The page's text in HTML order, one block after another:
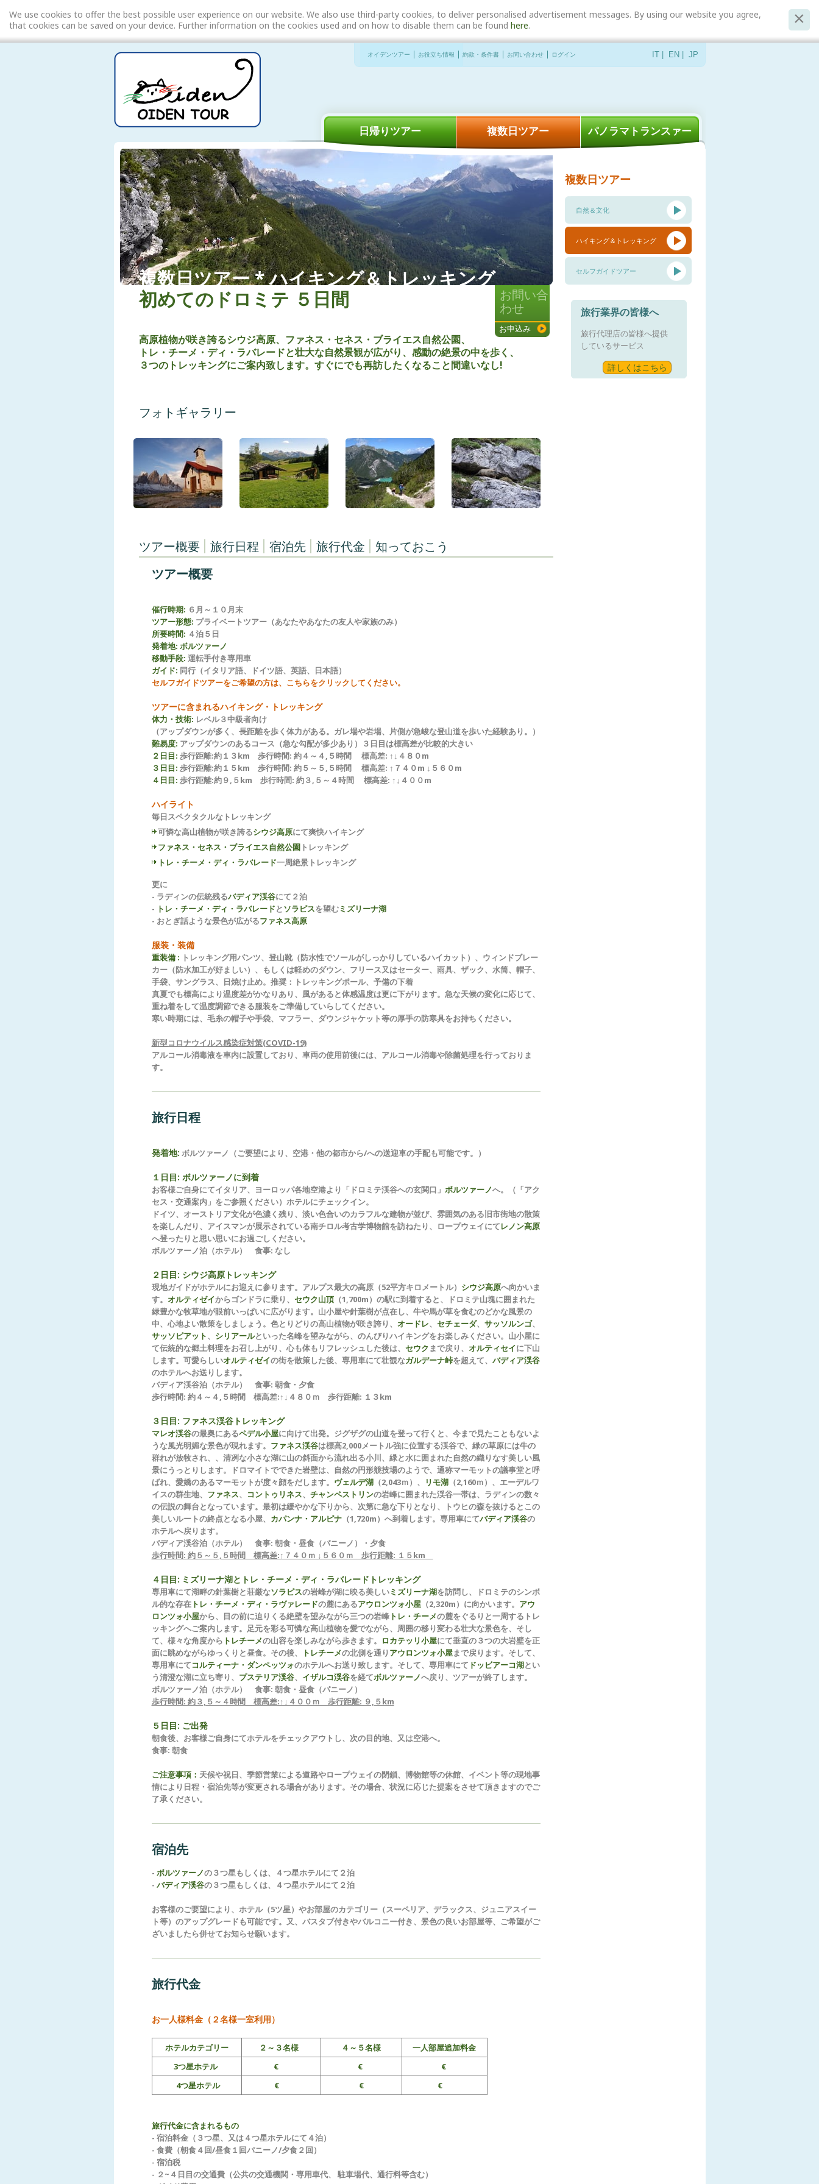
We use cookies to offer the best possible user experience on our website. We also use third-party cookies, to deliver personalised advertisement messages. By using our website you agree,
that cookies can be saved on your device. Further information on the cookies used and on how to disable them can be found here.
お問い合
わせ
お申込み
複数日ツアー * ハイキング＆トレッキング
初めてのドロミテ ５日間
高原植物が咲き誇るシウジ高原、ファネス・セネス・ブライエス自然公園、
トレ・チーメ・ディ・ラバレードと壮大な自然景観が広がり、感動の絶景の中を歩く、
３つのトレッキングにご案内致します。すぐにでも再訪したくなること間違いなし!
フォトギャラリー
ツアー概要 旅行日程 宿泊先 旅行代金
知っておこう
ツアー概要
催行時期: ６月～１０月末
ツアー形態: プライベートツアー（あなたやあなたの友人や家族のみ）
所要時間: ４泊５日
発着地: ボルツァーノ
移動手段: 運転手付き専用車
ガイド: 同行（イタリア語、ドイツ語、英語、日本語）
セルフガイドツアーをご希望の方は、こちらをクリックしてください。
ツアーに含まれるハイキング・トレッキング
体力・技術: レベル３中級者向け
（アップダウンが多く、長距離を歩く体力がある。ガレ場や岩場、片側が急峻な登山道を歩いた経験あり。）
難易度: アップダウンのあるコース（急な勾配が多少あり）３日目は標高差が比較的大きい
２日目: 歩行距離:約１３km 歩行時間: 約４～４,５時間 標高差: ↑↓４８０m
３日目: 歩行距離:約１５km 歩行時間: 約５～５,５時間 標高差: ↑７４０m ↓５６０m
４日目: 歩行距離:約９,５km 歩行時間: 約３,５～４時間 標高差: ↑↓４００m
ハイライト
毎日スペクタクルなトレッキング
可憐な高山植物が咲き誇るシウジ高原にて爽快ハイキング
ファネス・セネス・ブライエス自然公園トレッキング
トレ・チーメ・ディ・ラバレード一周絶景トレッキング
更に
- ラディンの伝統残るバディア渓谷にて２泊
- トレ・チーメ・ディ・ラバレードとソラピスを望むミズリーナ湖
- おとぎ話ような景色が広がるファネス高原
服装・装備
重装備 : トレッキング用パンツ、登山靴（防水性でソールがしっかりしているハイカット）、ウィンドブレー
カー（防水加工が好ましい）、もしくは軽めのダウン、フリース又はセーター、雨具、ザック、水筒、帽子、
手袋、サングラス、日焼け止め。推奨：トレッキングポール、予備の下着
真夏でも標高により温度差がかなりあり、風があると体感温度は更に下がります。急な天候の変化に応じて、
重ね着をして温度調節できる服装をご準備していらしてください。
寒い時期には、毛糸の帽子や手袋、マフラー、ダウンジャケット等の厚手の防寒具をお持ちください。
新型コロナウイルス感染症対策(COVID-19)
アルコール消毒液を車内に設置しており、車両の使用前後には、アルコール消毒や除菌処理を行っておりま
す。
旅行日程
発着地: ボルツァーノ（ご要望により、空港・他の都市から/への送迎車の手配も可能です。）
１日目: ボルツァーノに到着
お客様ご自身にてイタリア、ヨーロッパ各地空港より「ドロミテ渓谷への玄関口」 ボルツァーノへ。（「アク
セス・交通案内」をご参照ください）ホテルにチェックイン。
ドイツ、オーストリア文化が色濃く残り、淡い色合いのカラフルな建物が並び、雰囲気のある旧市街地の散策
を楽しんだり、アイスマンが展示されている南チロル考古学博物館を訪ねたり、ロープウェイにてレノン高原
へ登ったりと思い思いにお過ごしください。
ボルツァーノ泊（ホテル） 食事: なし
２日目: シウジ高原トレッキング
現地ガイドがホテルにお迎えに参ります。アルプス最大の高原（52平方キロメートル） シウジ高原へ向かいま
す。 オルティゼイからゴンドラに乗り、 セウク山頂（1,700m）の駅に到着すると、ドロミテ山塊に囲まれた
緑豊かな牧草地が眼前いっぱいに広がります。山小屋や針葉樹が点在し、牛や馬が草を食むのどかな風景の
中、心地よい散策をしましょう。色とりどりの高山植物が咲き誇り、 オードレ、 セチェーダ、 サッソルンゴ、
サッソピアット、 シリアールといった名峰を望みながら、のんびりハイキングをお楽しみください。山小屋に
て伝統的な郷土料理をお召し上がり、心も体もリフレッシュした後は、 セウクまで戻り、 オルティセイに下山
します。可愛らしいオルティゼイの街を散策した後、専用車にて壮観なガルデーナ峠を超えて、 バディア渓谷
のホテルへお送りします。
バディア渓谷泊（ホテル） 食事: 朝食・夕食
歩行時間: 約４～４,５時間 標高差:↑↓４８０ｍ 歩行距離: １３km
３日目: ファネス渓谷トレッキング
マレオ渓谷の最奥にあるペデル小屋に向けて出発。ジグザグの山道を登って行くと、今まで見たこともないよ
うな風光明媚な景色が現れます。 ファネス渓谷は標高2,000メートル強に位置する渓谷で、緑の草原には牛の
群れが放牧され、、清冽な小さな湖に山の斜面から流れ出る小川、緑と水に囲まれた自然の織りなす美しい風
景にうっとりします。ドロマイトでできた岩壁は、自然の円形競技場のようで、通称マーモットの議事堂と呼
ばれ、愛嬌のあるマーモットが度々顔をだします。 ヴェルデ湖（2,043ｍ）、 リモ湖（2,160ｍ）、エーデルワ
イスの群生地、 ファネス、 コントゥリネス、 チャンペストリンの岩峰に囲まれた渓谷一帯は、ラディンの数々
の伝説の舞台となっています。最初は緩やかな下りから、次第に急な下りとなり、トウヒの森を抜けるとこの
美しいルートの終点となる小屋、 カパンナ・アルピナ（1,720m）へ到着します。専用車にてバディア渓谷の
ホテルへ戻ります。
バディア渓谷泊（ホテル） 食事: 朝食・昼食（パニーノ）・夕食
歩行時間: 約５～５,５時間 標高差:↑７４０ｍ ↓５６０ｍ 歩行距離: １５km
４日目: ミズリーナ湖とトレ・チーメ・ディ・ラバレードトレッキング
専用車にて湖畔の針葉樹と荘厳なソラピスの岩峰が湖に映る美しいミズリーナ湖を訪問し、ドロミテのシンボ
ル的な存在トレ・チーメ・ディ・ラヴァレードの麓にあるアウロンツォ小屋（2,320m）に向かいます。 アウ
ロンツォ小屋から、目の前に迫りくる絶壁を望みながら三つの岩峰トレ・チーメの麓をぐるりと一周するトレ
ッキングへご案内します。足元を彩る可憐な高山植物を愛でながら、周囲の移り変わる壮大な景色を、そし
て、様々な角度から トレチーメの山容を楽しみながら歩きます。 ロカテッリ小屋にて垂直の３つの大岩壁を正
面に眺めながらゆっくりと昼食。その後、
トレチーメの北側を通りアウロンツォ小屋まで戻ります。そして、
専用車にてコルティーナ・ダンペッツォのホテルへお送り致します。そして、専用車にて ドッビアーコ湖とい
う清澄な湖に立ち寄り、 プステリア渓谷、 イザルコ渓谷を経てボルツァーノへ戻り、ツアーが終了します。
ボルツァーノ泊（ホテル） 食事: 朝食・昼食（パニーノ）
歩行時間: 約３,５～４時間 標高差:↑↓４００ｍ 歩行距離: ９,５km
５日目: ご出発
朝食後、お客様ご自身にてホテルをチェックアウトし、次の目的地、又は空港へ。
食事: 朝食
ご注意事項： 天候や祝日、季節営業による道路やロープウェイの閉鎖、博物館等の休館、イベント等の現地事
情により日程・宿泊先等が変更される場合があります。その場合、状況に応じた提案をさせて頂きますのでご
了承ください。
宿泊先
- ボルツァーノの３つ星もしくは、４つ星ホテルにて２泊
- バディア渓谷の３つ星もしくは、４つ星ホテルにて２泊
お客様のご要望により、ホテル（5ツ星）やお部屋のカテゴリー（スーペリア、デラックス、ジュニアスイー
ト等）のアップグレードも可能です。又、バスタブ付きやバルコニー付き、景色の良いお部屋等、ご希望がご
ざいましたら併せてお知らせ願います。
旅行代金
お一人様料金（２名様一室利用）
ホテルカテゴリー ２～３名様 ４～５名様
一人部屋追加料金
3つ星ホテル
€ €
€
4つ星ホテル
€ € €
旅行代金に含まれるもの
- 宿泊料金（３つ星、又は４つ星ホテルにて４泊）
- 食費（朝食４回/昼食１回パニーノ/夕食２回）
- 宿泊税
- ２~４日目の交通費（公共の交通機関・専用車代、 駐車場代、通行料等含む）
複数日ツアー
自然＆文化
ハイキング＆トレッキング
セルフガイドツアー
旅行業界の皆様へ
旅行代理店の皆様へ提供
しているサービス
詳しくはこちら
オイデンツアー お役立ち情報 約款・条件書 お問い合わせ ログイン IT| EN JP
日帰りツアー 複数日ツアー パノラマトランスァー